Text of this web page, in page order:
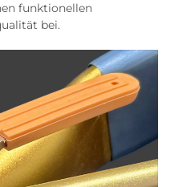
funktionellen
bei.